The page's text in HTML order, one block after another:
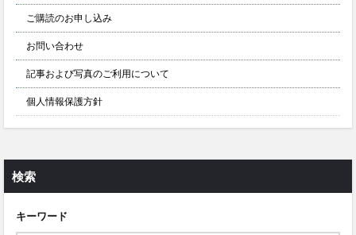
ご購読のお申し込み
お問い合わせ
記事および写真のご利用について
個人情報保護方針
検索
キーワード